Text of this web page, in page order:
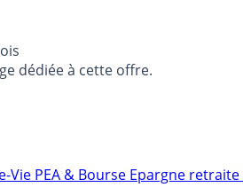
dédiée à cette offre.
Vie PEA & Bourse Epargne retraite